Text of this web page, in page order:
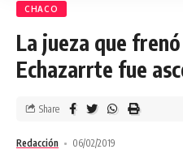
CHACO
La jueza que
Echazarrte fue
Redacción 06/02/2019
Share